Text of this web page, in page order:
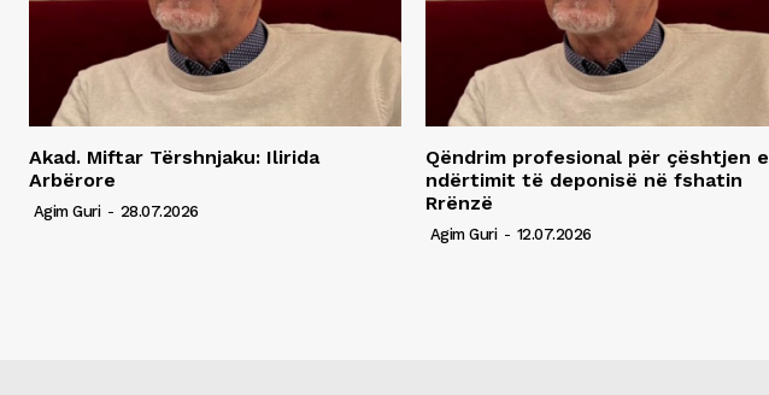
Akad. Miftar Tërshnjaku: Ilirida
Arbërore
Agim Guri - 28.07.2026
Qëndrim profesional për çështjen e
ndërtimit të deponisë në fshatin
Rrënzë
Agim Guri - 12.07.2026